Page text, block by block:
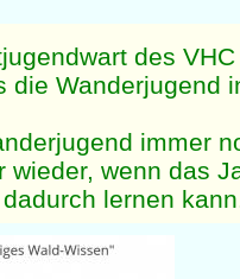
des
die Wanderjugend
immer
wieder, wenn das
lernen